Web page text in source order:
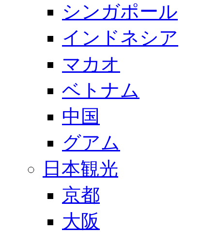
シンガポール
インドネシア
マカオ
ベトナム
中国
グアム
日本観光
京都
大阪